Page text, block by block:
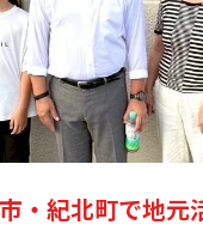
・紀北町で地元